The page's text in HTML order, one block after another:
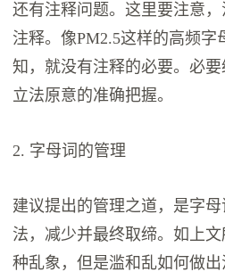
还有注释问题。这里要注意
注释。像PM2.5这样的高频字
知，就没有注释的必要。必
立法原意的准确把握。
2. 字母词的管理
建议提出的管理之道，是字
法，减少并最终取缔。如上
种乱象，但是滥和乱如何做